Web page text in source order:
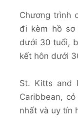
Chương trình
đi kèm hồ sơ
dưới 30 tuổi,
kết hôn dưới
St. Kitts and
Caribbean,
nhất và uy tín